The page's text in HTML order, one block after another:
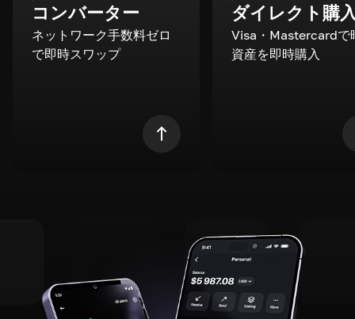
コンバーター
ネットワーク手数料ゼロ
で即時スワップ
ダイレクト購
Visa・Mastercardで
資産を即時購入